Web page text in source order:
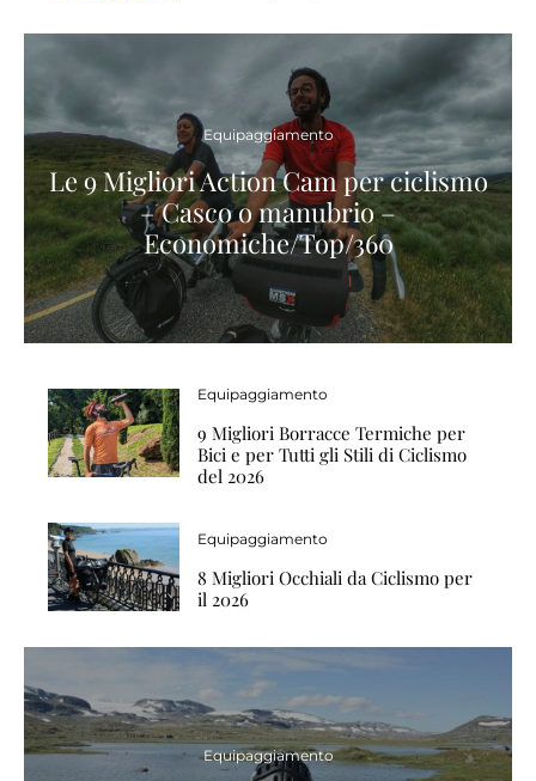
Equipaggiamento
Le 9 Migliori Action Cam per ciclismo
– Casco o manubrio –
Economiche/Top/360
Equipaggiamento
9 Migliori Borracce Termiche per
Bici e per Tutti gli Stili di Ciclismo
del 2026
Equipaggiamento
8 Migliori Occhiali da Ciclismo per
il 2026
Equipaggiamento